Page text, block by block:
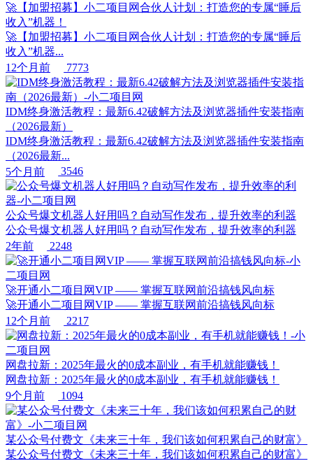
🚀【加盟招募】小二项目网合伙人计划：打造您的专属“睡后
收入”机器！
🚀【加盟招募】小二项目网合伙人计划：打造您的专属“睡后
收入”机器...
12个月前
7773
IDM终身激活教程：最新6.42破解方法及浏览器插件安装指南
（2026最新）
IDM终身激活教程：最新6.42破解方法及浏览器插件安装指南
（2026最新...
5个月前
3546
公众号爆文机器人好用吗？自动写作发布，提升效率的利器
公众号爆文机器人好用吗？自动写作发布，提升效率的利器
2年前
2248
🚀开通小二项目网VIP —— 掌握互联网前沿搞钱风向标
🚀开通小二项目网VIP —— 掌握互联网前沿搞钱风向标
12个月前
2217
网盘拉新：2025年最火的0成本副业，有手机就能赚钱！
网盘拉新：2025年最火的0成本副业，有手机就能赚钱！
9个月前
1094
某公众号付费文《未来三十年，我们该如何积累自己的财富》
某公众号付费文《未来三十年，我们该如何积累自己的财富》